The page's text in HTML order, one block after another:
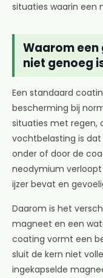
situaties waarin een
Waarom
niet genoeg
Een standaard
bescherming bij
situaties met regen,
vochtbelasting is
onder of door de
neodymium
ijzer bevat en
Daarom is het
magneet en een
coating vormt een
sluit de kern niet
ingekapselde